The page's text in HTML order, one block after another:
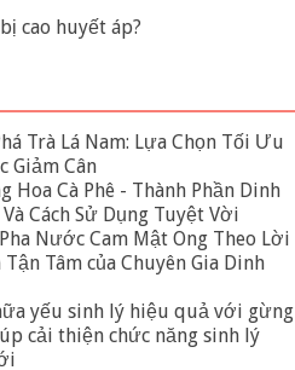
cao huyết áp?
Trà Lá Nam: Lựa Chọn Tối Ưu
Giảm Cân
Hoa Cà Phê - Thành Phần Dinh
Cách Sử Dụng Tuyệt Vời
Nước Cam Mật Ong Theo Lời
Tận Tâm của Chuyên Gia Dinh
yếu sinh lý hiệu quả với gừng
cải thiện chức năng sinh lý